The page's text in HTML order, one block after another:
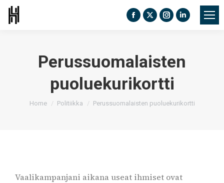
Facebook
in
new
window
X
in
new
window
Instagram
in
new
window
Linkedin
in
Perussuomalaisten
puoluekurikortti
You are here:
Home Politiikka Perussuomalaisten puoluekurikortti
Vaalikampanjani aikana useat ihmiset ovat